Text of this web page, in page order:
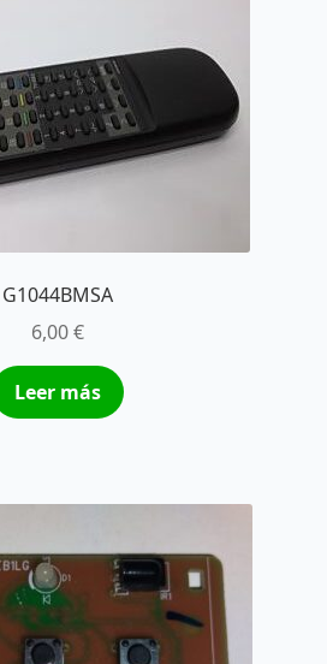
G1044BMSA
6,00€
Leer más